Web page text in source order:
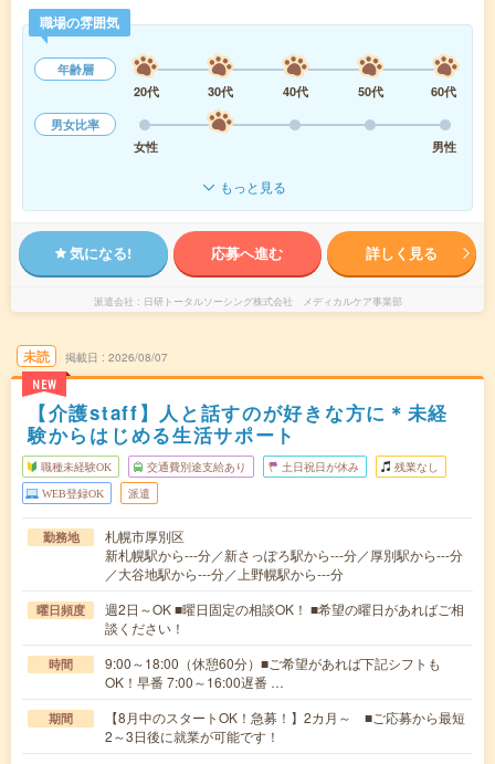
職場の雰囲気
年齢層
20代
30代 40代 50代
60代
男女比率
女性
男性
もっと見る
気になる! 応募へ進む 詳しく見る
派遣会社 日研トータルソーシング株式会社 メディカルケア事業部
未読
NEW
掲載日 2026/08/07
【介護staff】人と話すのが好きな方に＊未経
験からはじめる生活サポート
職種未経験OK 交通費別途支給あり 土日祝日が休み 残業なし
WEB登録OK 派遣
勤務地
札幌市厚別区
新札幌駅から---分／新さっぽろ駅から---分／厚別駅から---分
／大谷地駅から---分／上野幌駅から---分
曜日頻度
週2日～OK ■曜日固定の相談OK！ ■希望の曜日があればご相
談ください！
時間
9:00～18:00（休憩60分）■ご希望があれば下記シフトも
OK！早番 7:00～16:00遅番 …
期間
【8月中のスタートOK！急募！】2カ月～ ■ご応募から最短
2～3日後に就業が可能です！